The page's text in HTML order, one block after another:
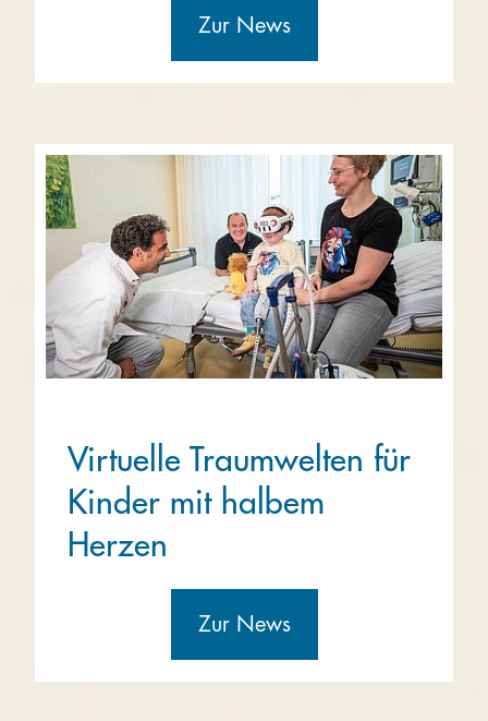
Zur News
Virtuelle Traumwelten für
Kinder mit halbem
Herzen
Zur News